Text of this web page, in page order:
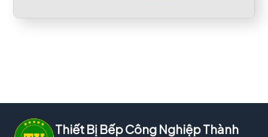
Thiết Bị Bếp Công Nghiệp Thành